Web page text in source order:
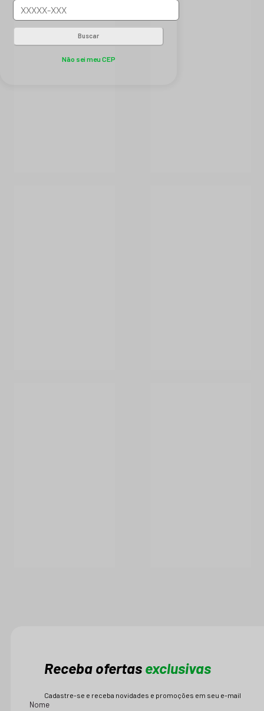
Receba ofertas exclusivas
Cadastre-se e receba novidades e promoções em seu e-mail
Buscar
Não sei meu CEP